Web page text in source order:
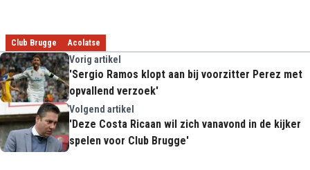
Club Brugge Acolatse
Vorig artikel
'Sergio Ramos klopt aan bij voorzitter Perez met
opvallend verzoek'
Volgend artikel
'Deze Costa Ricaan wil zich vanavond in de kijker
spelen voor Club Brugge'